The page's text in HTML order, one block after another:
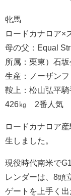
牝馬
ロードカナロア×
母の父：Equal
所属：栗東）石
生産：ノーザンフ
鞍上：松山弘平騎
426㎏ 2番人気
ロードカナロア
生しました。
現役時代南米で
レンダーは、8頭
ゲートを上手く